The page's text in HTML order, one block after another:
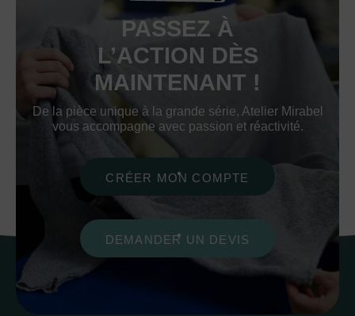
PASSEZ À
L’ACTION DÈS
MAINTENANT !
De la pièce unique à la grande série, Atelier Mirabel
vous accompagne avec passion et réactivité.
CRÉER MON COMPTE
DEMANDER UN DEVIS